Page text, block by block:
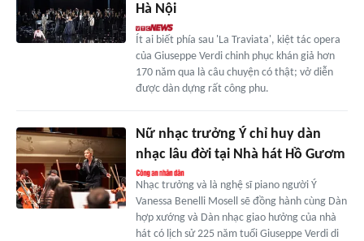
Hà Nội
Ít ai biết phía sau 'La Traviata', kiệt tác opera
của Giuseppe Verdi chinh phục khán giả hơn
170 năm qua là câu chuyện có thật; vở diễn
được dàn dựng rất công phu.
Nữ nhạc trưởng Ý chỉ huy dàn
nhạc lâu đời tại Nhà hát Hồ Gươm
Nhạc trưởng và là nghệ sĩ piano người Ý
Vanessa Benelli Mosell sẽ đồng hành cùng Dàn
hợp xướng và Dàn nhạc giao hưởng của nhà
hát có lịch sử 225 năm tuổi Giuseppe Verdi di